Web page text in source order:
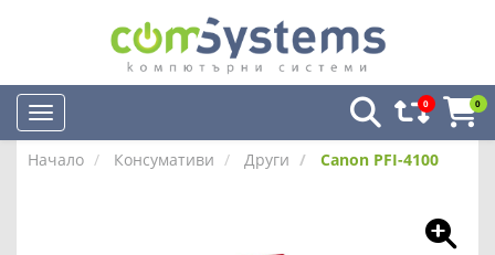
0 0
Начало Консумативи Други Canon PFI-4100